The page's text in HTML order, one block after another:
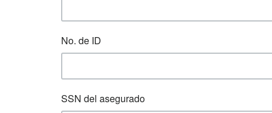
No. de ID
SSN del asegurado